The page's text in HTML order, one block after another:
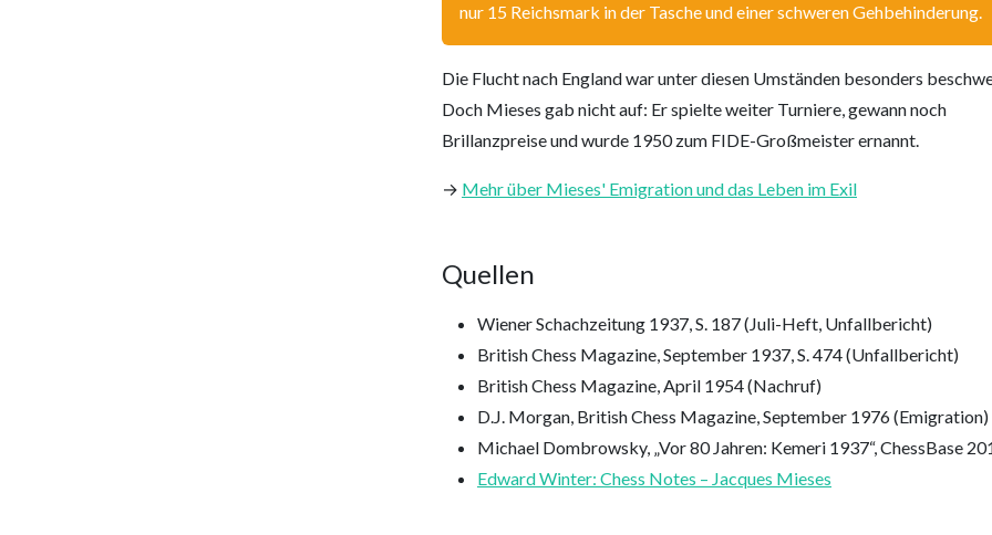
nur 15 Reichsmark in der Tasche und einer schweren Gehbehinderung.
Die Flucht nach England war unter diesen Umständen besonders
Doch Mieses gab nicht auf: Er spielte weiter Turniere, gewann noch
Brillanzpreise und wurde 1950 zum FIDE-Großmeister ernannt.
→ Mehr über Mieses' Emigration und das Leben im Exil
Quellen
Wiener Schachzeitung 1937, S. 187 (Juli-Heft, Unfallbericht)
British Chess Magazine, September 1937, S. 474 (Unfallbericht)
British Chess Magazine, April 1954 (Nachruf)
D.J. Morgan, British Chess Magazine, September 1976 (Emigration)
Michael Dombrowsky, „Vor 80 Jahren: Kemeri 1937“, ChessBase
Edward Winter: Chess Notes – Jacques Mieses